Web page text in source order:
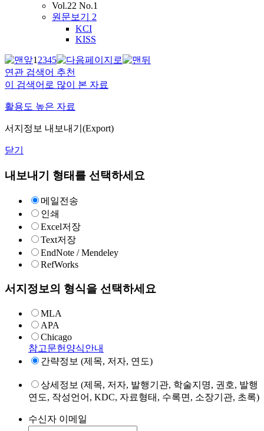
Vol.22 No.1
원문보기 2
KCI
KISS
12345
연관 검색어 추천
이 검색어로 많이 본 자료
활용도 높은 자료
서지정보 내보내기(Export)
닫기
내보내기 형태를 선택하세요
메일전송
인쇄
Excel저장
Text저장
EndNote / Mendeley
RefWorks
서지정보의 형식을 선택하세요
MLA
APA
Chicago
참고문헌양식안내
간략정보 (제목, 저자, 연도)
상세정보 (제목, 저자, 발행기관, 학술지명, 권호, 발행
연도, 작성언어, KDC, 자료형태, 수록면, 소장기관, 초록)
수신자 이메일